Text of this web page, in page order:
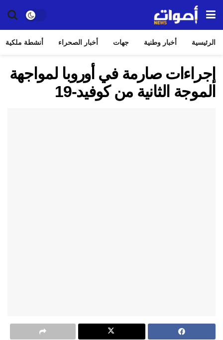
الرئيسية أخبار وطنية جهات أخبار الصحراء أنشطة ملكية
إجراءات صارمة في أوروبا لمواجهة
الموجة الثانية من كوفيد-19